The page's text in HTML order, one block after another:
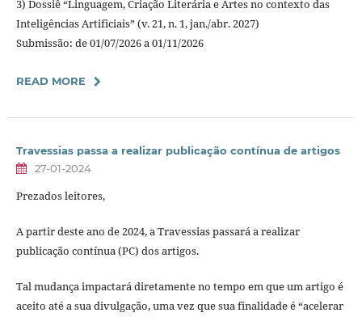
3) Dossiê “Linguagem, Criação Literária e Artes no contexto das
Inteligências Artificiais” (v. 21, n. 1, jan./abr. 2027)
Submissão: de 01/07/2026 a 01/11/2026
READ MORE
Travessias passa a realizar publicação contínua de artigos
27-01-2024
Prezados leitores,
A partir deste ano de 2024, a Travessias passará a realizar
publicação contínua (PC) dos artigos.
Tal mudança impactará diretamente no tempo em que um artigo é
aceito até a sua divulgação, uma vez que sua finalidade é “acelerar